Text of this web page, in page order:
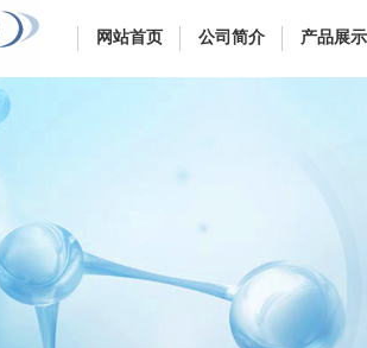
网站首页 公司简介 产品展示